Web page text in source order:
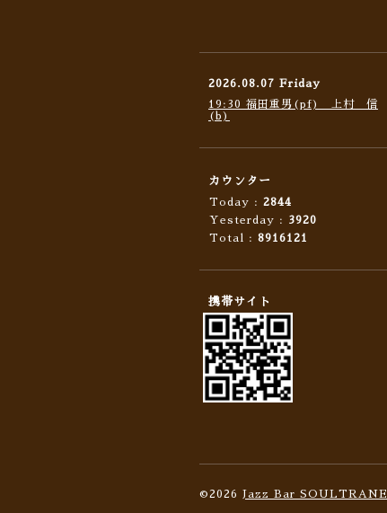
2026.08.07 Friday
19:30 福田重男(pf) 上村 信
(b)
カウンター
Today : 2844
Yesterday : 3920
Total : 8916121
携帯サイト
©2026 Jazz Bar SOULTRANE